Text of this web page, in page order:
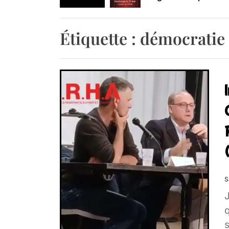
Retrouvez-nous au
Étiquette :